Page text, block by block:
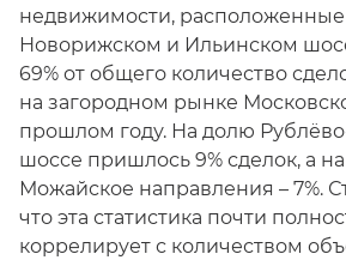
недвижимости, расположенные
Новорижском и Ильинском
69% от общего количество
на загородном рынке
прошлом году. На долю
шоссе пришлось 9% сделок, а
Можайское направления – 7%.
что эта статистика почти
коррелирует с количеством